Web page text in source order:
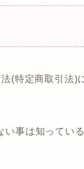
(特定商取引法)
い事は知ってい